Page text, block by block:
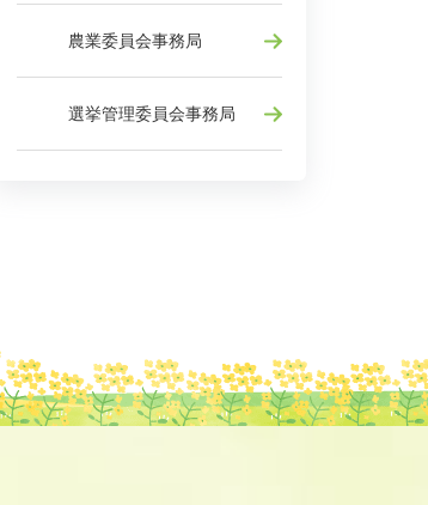
農業委員会事務局
選挙管理委員会事務局